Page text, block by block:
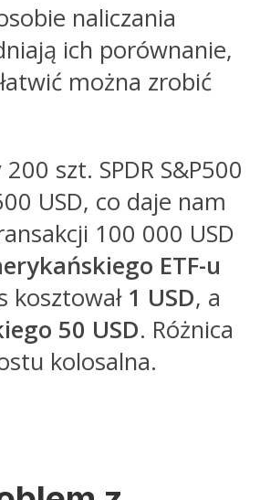
naliczania
ich porównanie,
można zrobić
szt. SPDR S&P500
USD, co daje nam
100 000 USD
ETF-u
kosztował 1 USD, a
50 USD. Różnica
kolosalna.